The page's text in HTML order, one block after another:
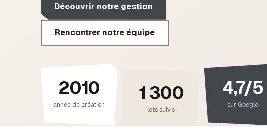
Découvrir notre gestion
Rencontrer notre équipe
2010
année de création
1 300
lots suivis
4,7/5
sur Google